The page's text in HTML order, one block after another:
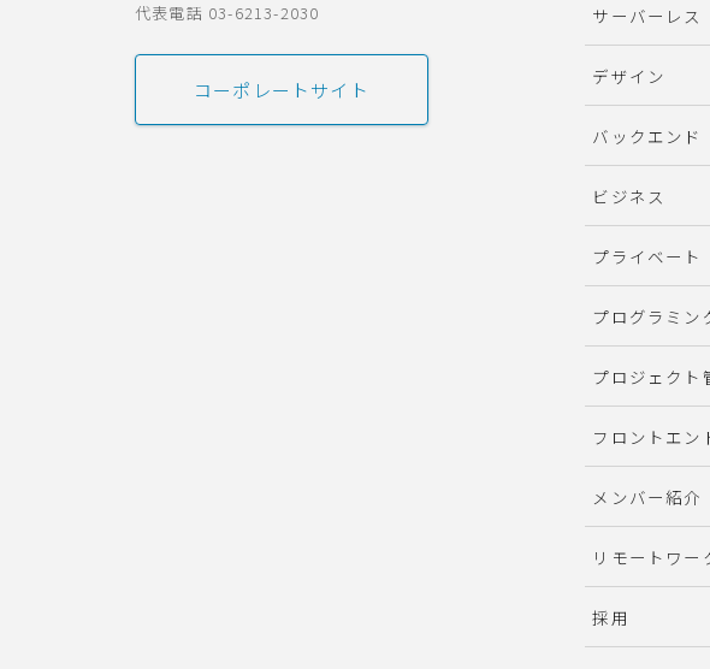
代表電話 03-6213-2030
コーポレートサイト
サーバーレス
デザイン
バックエンド
ビジネス
プライベート
プログラミン
プロジェクト
フロントエン
メンバー紹介
リモートワー
採用